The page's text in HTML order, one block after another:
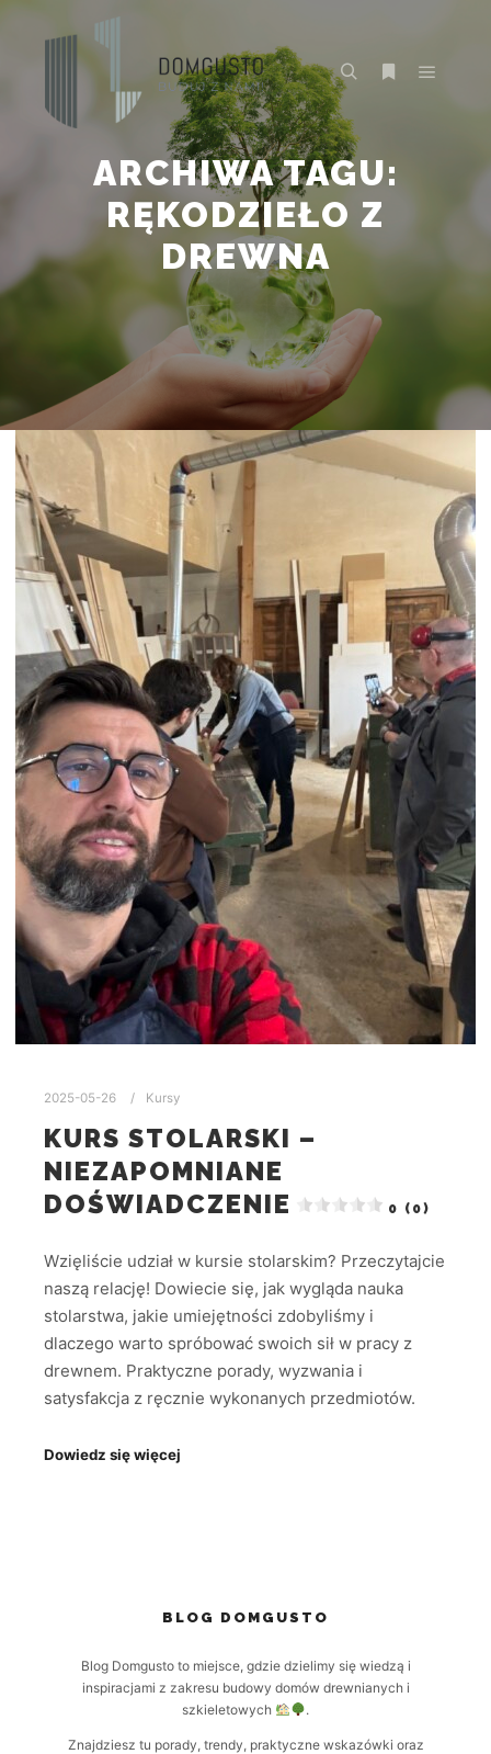
ARCHIWA TAGU:
RĘKODZIEŁO Z
DREWNA
2025-05-26 Kursy
KURS STOLARSKI –
NIEZAPOMNIANE
DOŚWIADCZENIE
0 (0)
Wzięliście udział w kursie stolarskim? Przeczytajcie
naszą relację! Dowiecie się, jak wygląda nauka
stolarstwa, jakie umiejętności zdobyliśmy i
dlaczego warto spróbować swoich sił w pracy z
drewnem. Praktyczne porady, wyzwania i
satysfakcja z ręcznie wykonanych przedmiotów.
Dowiedz się więcej
BLOG DOMGUSTO
Blog Domgusto to miejsce, gdzie dzielimy się wiedzą i
inspiracjami z zakresu budowy domów drewnianych i
szkieletowych
.
Znajdziesz tu porady, trendy, praktyczne wskazówki oraz